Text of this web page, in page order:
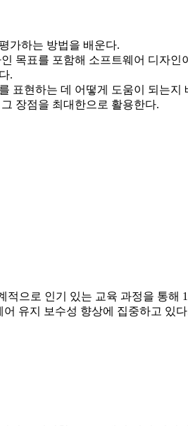
가하는 방법을 배운다.
목표를 포함해 소프트웨어 디자인
.
표현하는 데 어떻게 도움이 되는지
장점을 최대한으로 활용한다.
적으로 인기 있는 교육 과정을 통
유지 보수성 향상에 집중하고 있